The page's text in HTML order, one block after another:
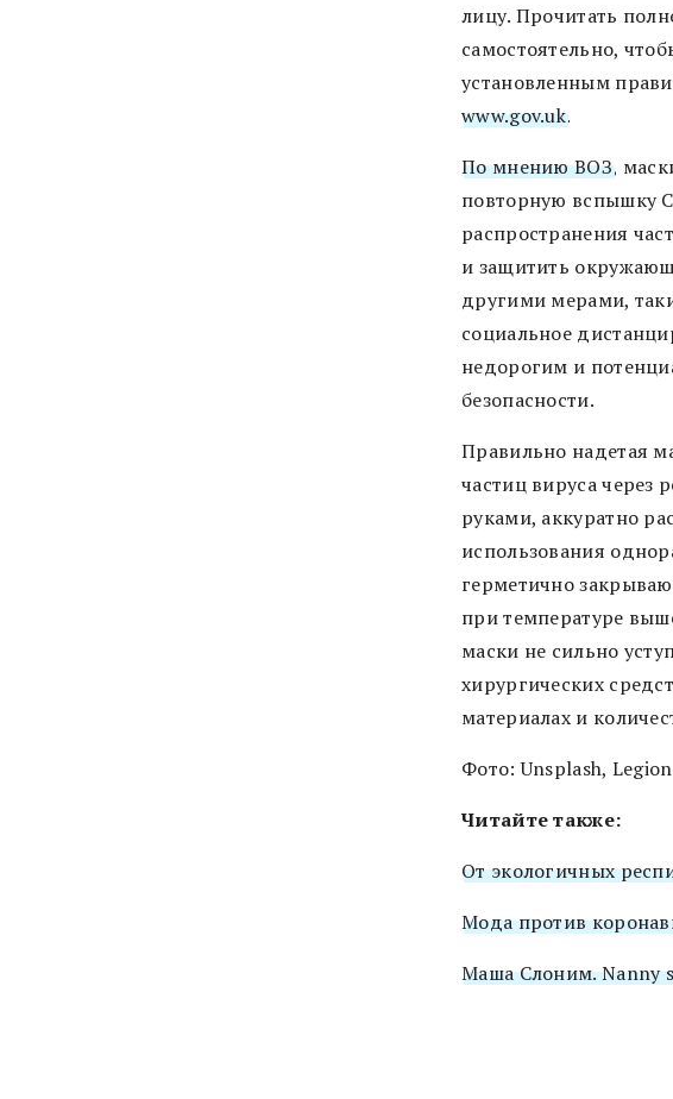
лицу. Прочитать
самостоятельно,
установленным
www.gov.uk.
По мнению ВОЗ,
повторную вспышку
распространения
и защитить
другими мерами,
социальное
недорогим и
безопасности.
Правильно надетая
частиц вируса через
руками, аккуратно
использования
герметично
при температуре
маски не сильно
хирургических
материалах и
Фото: Unsplash,
Читайте также:
От экологичных
Мода против
Маша Слоним. Nanny